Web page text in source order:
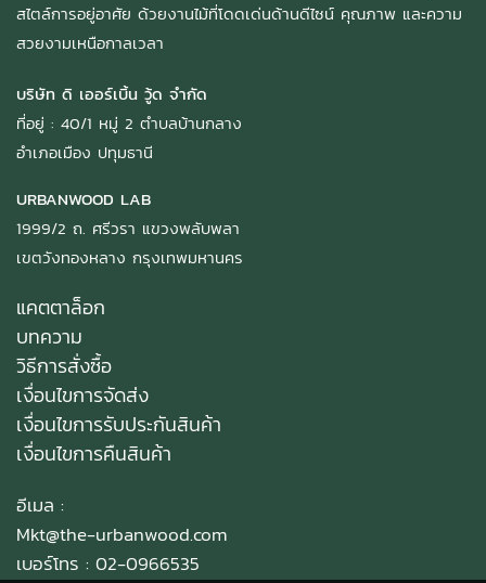
สไตล์การอยู่อาศัย ด้วยงานไม้ที่โดดเด่นด้านดีไซน์ คุณภาพ และความ
สวยงามเหนือกาลเวลา
บริษัท ดิ เออร์เบิ้น วู้ด จำกัด
ที่อยู่ : 40/1 หมู่ 2 ตำบลบ้านกลาง
อำเภอเมือง ปทุมธานี
URBANWOOD LAB
1999/2 ถ. ศรีวรา แขวงพลับพลา
เขตวังทองหลาง กรุงเทพมหานคร
แคตตาล็อก
บทความ
วิธีการสั่งซื้อ
เงื่อนไขการจัดส่ง
เงื่อนไขการรับประกันสินค้า
เงื่อนไขการคืนสินค้า
อีเมล :
Mkt@the-urbanwood.com
เบอร์โทร : 02-0966535